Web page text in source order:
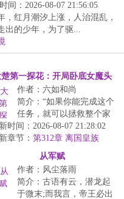
间：2026-08-07 21:56:05
，红月潮汐上涨，人治混乱，
出的少年，为了驱...
楚第一探花：开局卧底女魔头
作者：六如和尚
简介：“如果你能完成这个
任务，就可以拯救整个家
族。”&lt;br/&gt;“什么任
务？”&lt;br/&g...
时间：2026-08-07 21:28:02
章节： 第312章 离国皇族
从军赋
作者：风尘落雨
简介：古语有云，潜龙起
于微末;而我言，帝王必出